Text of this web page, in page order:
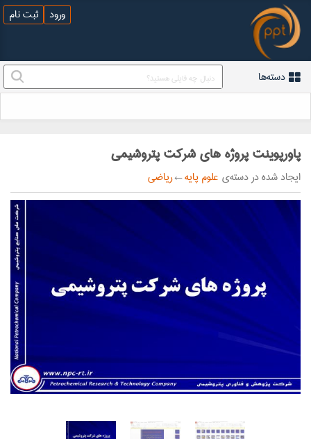
ورود ثبت نام
دسته‌ها
پاورپوینت پروژه های شرکت پتروشیمی
ایجاد شده در دسته‌ی علوم پایه←ریاضی